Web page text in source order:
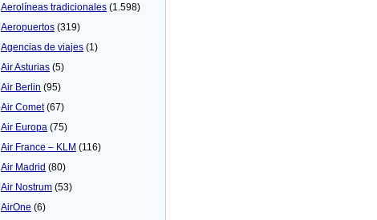
Aerolíneas tradicionales (1.598)
Aeropuertos (319)
Agencias de viajes (1)
Air Asturias (5)
Air Berlin (95)
Air Comet(67)
Air Europa (75)
Air France – KLM (116)
Air Madrid (80)
Air Nostrum (53)
AirOne (6)